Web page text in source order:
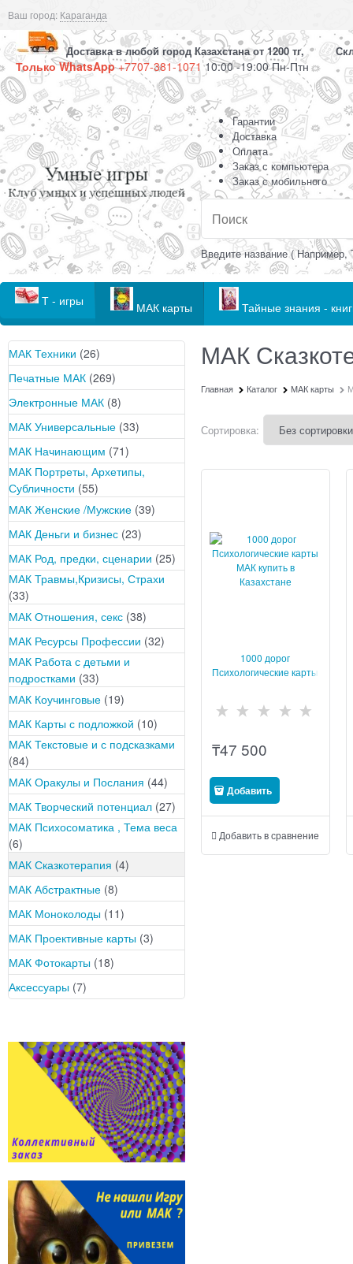
Ваш город: Караганда
Доставка в любой город Казахстана от 1200 тг,
Только WhatsApp+7707-381-107110:00 -19:00 Пн-Птн
Гарантии
Доставка
Оплата
Заказ с компьютера
Заказ с мобильного
Введите название ( Например,
Т - игры МАК карты Тайные знания -
МАК Техники (26)
Печатные МАК (269)
Электронные МАК (8)
МАК Универсальные (33)
МАК Начинающим (71)
МАК Портреты, Архетипы,
Субличности (55)
МАК Женские /Мужские (39)
МАК Деньги и бизнес (23)
МАК Род, предки, сценарии (25)
МАК Травмы,Кризисы, Страхи
(33)
МАК Отношения, секс (38)
МАК Ресурсы Профессии (32)
МАК Работа с детьми и
подростками (33)
МАК Коучинговые (19)
МАК Карты с подложкой (10)
МАК Текстовые и с подсказками
(84)
МАК Оракулы и Послания (44)
МАК Творческий потенциал (27)
МАК Психосоматика , Тема веса
(6)
МАК Сказкотерапия (4)
МАК Абстрактные (8)
МАК Моноколоды (11)
МАК Проективные карты (3)
МАК Фотокарты (18)
Аксессуары (7)
МАК
Главная Каталог МАК карты
Сортировка:
1000 дорог
Психологические карты
₸47 500
Добавить
Добавить в сравнение